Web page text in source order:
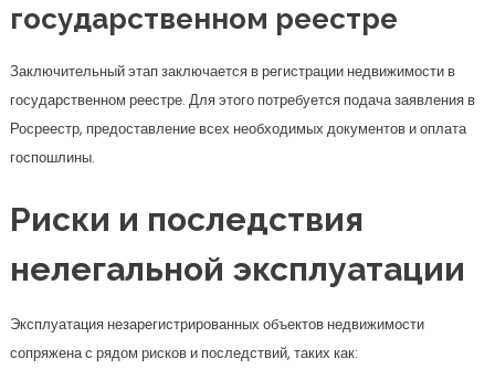
государственном реестре
Заключительный этап заключается в регистрации недвижимости в
государственном реестре. Для этого потребуется подача заявления в
Росреестр, предоставление всех необходимых документов и оплата
госпошлины.
Риски и последствия
нелегальной эксплуатации
Эксплуатация незарегистрированных объектов недвижимости
сопряжена с рядом рисков и последствий, таких как: